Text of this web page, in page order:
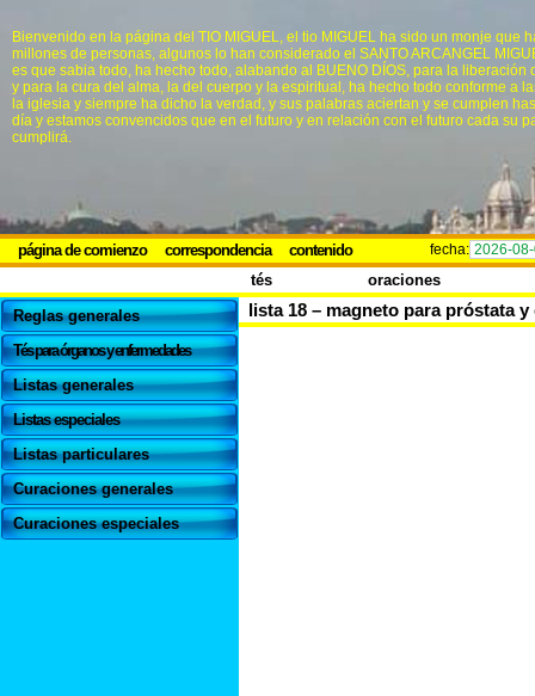
Bienvenido en la página del TIO MIGUEL, el tio MIGUEL ha sido un monje que
millones de personas, algunos lo han considerado el SANTO ARCANGEL
es que sabia todo, ha hecho todo, alabando al BUENO DÍOS, para la liberación
y para la cura del alma, la del cuerpo y la espiritual, ha hecho todo conforme a
la iglesia y siempre ha dicho la verdad, y sus palabras aciertan y se cumplen
día y estamos convencidos que en el futuro y en relación con el futuro cada su
cumplirá.
página de comienzo correspondencia contenido fecha: 2026-
tés
oraciones
Reglas generales
Tés para órganos y enfermedades
Listas generales
Listas especiales
Listas particulares
Curaciones generales
Curaciones especiales
lista 18 – magneto para próstata